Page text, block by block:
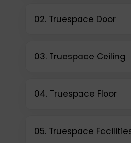
02. Truespace Door
03. Truespace Ceiling
04. Truespace Floor
05. Truespace